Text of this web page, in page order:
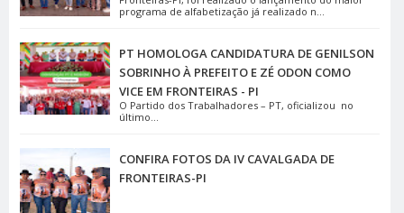
programa de alfabetização já realizado n...
PT HOMOLOGA CANDIDATURA DE GENILSON
SOBRINHO À PREFEITO E ZÉ ODON COMO
VICE EM FRONTEIRAS - PI
O Partido dos Trabalhadores – PT, oficializou no
último...
CONFIRA FOTOS DA IV CAVALGADA DE
FRONTEIRAS-PI